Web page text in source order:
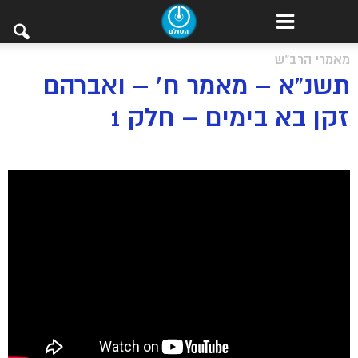
מאמרי הרב"ש
תשנ”א – מאמר ח’ – ואברהם
זקן בא בימים – חלק 1